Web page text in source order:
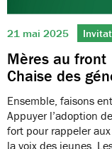
21 mai 2025
Mères au front
Chaise des
Ensemble, faisons
Appuyer l’adoption
fort pour rappeler
la voix des jeunes.